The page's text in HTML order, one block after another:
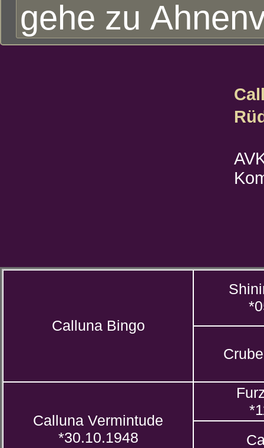
Calluna Bingo
Calluna Vermintude
*30.10.1948